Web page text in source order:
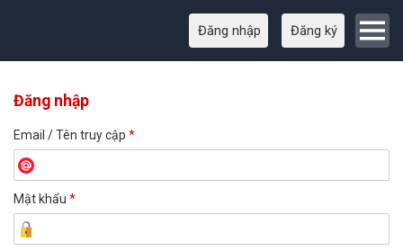
Đăng nhập Đăng ký
Đăng nhập
Email / Tên truy cập *
Mật khẩu *